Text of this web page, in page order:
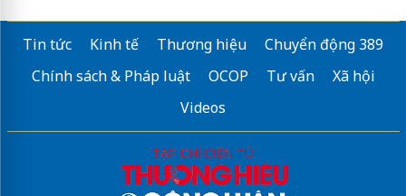
Tin tức Kinh tế Thương hiệu
Chuyển động 389
Chính sách & Pháp luật
OCOP Tư vấn
Xã hội
Videos